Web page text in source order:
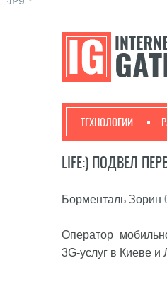
ТЕХНОЛОГИИ
LIFE:) ПОДВЕЛ
Борменталь Зорин
Оператор
3G-услуг в Киеве и